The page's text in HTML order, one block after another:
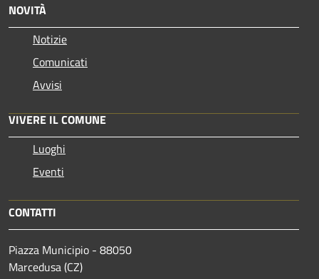
NOVITÀ
Notizie
Comunicati
Avvisi
VIVERE IL COMUNE
Luoghi
Eventi
CONTATTI
Piazza Municipio - 88050
Marcedusa (CZ)